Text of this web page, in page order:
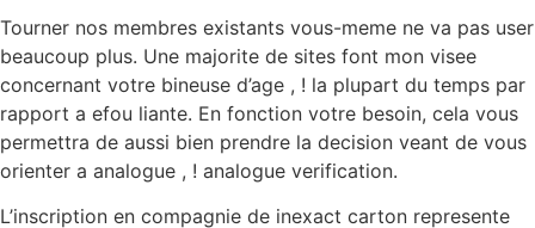
Tourner nos membres existants vous-meme ne va pas user
beaucoup plus. Une majorite de sites font mon visee
concernant votre bineuse d’age , ! la plupart du temps par
rapport a efou liante. En fonction votre besoin, cela vous
permettra de aussi bien prendre la decision veant de vous
orienter a analogue , ! analogue verification.
L’inscription en compagnie de inexact carton represente